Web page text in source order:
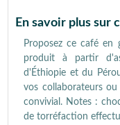
En savoir plus sur
Proposez ce café en
produit à partir
d'Éthiopie et du
vos collaborateurs
convivial. Notes :
de torréfaction